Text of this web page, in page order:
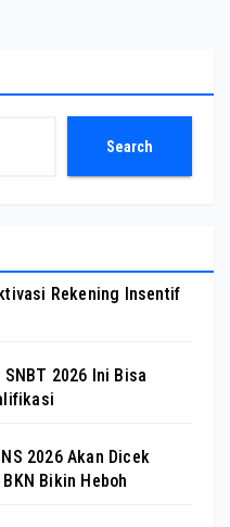
Search
Rekening Insentif
2026 Ini Bisa
2026 Akan Dicek
Bikin Heboh